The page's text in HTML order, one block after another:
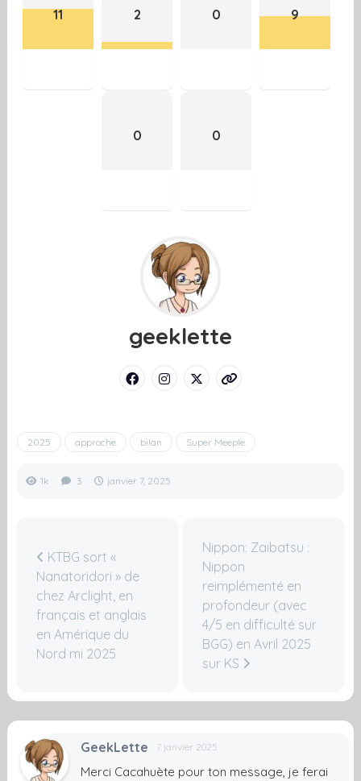
11 2 0 9
0 0
geeklette
2025 approche bilan Super Meeple
1k 3 janvier 7, 2025
KTBG sort «
Nanatoridori » de
chez Arclight, en
français et anglais
en Amérique du
Nord mi 2025
Nippon: Zaibatsu :
Nippon
reimplémenté en
profondeur (avec
4/5 en difficulté sur
BGG) en Avril 2025
sur KS
GeekLette 7 janvier 2025
Merci Cacahuète pour ton message, je ferai